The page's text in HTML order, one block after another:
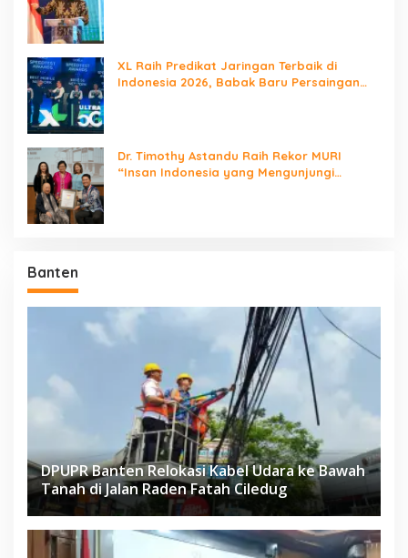
XL Raih Predikat Jaringan Terbaik di
Indonesia 2026, Babak Baru Persaingan
Dr. Timothy Astandu Raih Rekor MURI
“Insan Indonesia yang Mengunjungi
Banten
DPUPR Banten Relokasi Kabel Udara ke Bawah
Tanah di Jalan Raden Fatah Ciledug